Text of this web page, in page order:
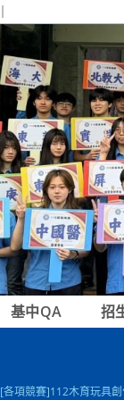
｜
基中QA 招
[各項競賽]112木育玩具